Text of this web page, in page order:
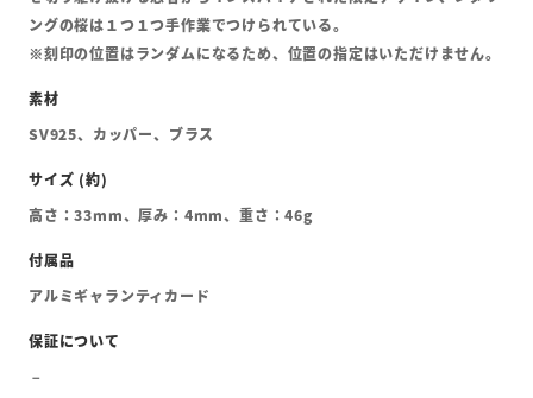
ングの桜は１つ１つ手作業でつけられている。
※刻印の位置はランダムになるため、位置の指定はいただけません。
SV925、カッパー、ブラス
高さ：33mm、厚み：4mm、重さ：46g
アルミギャランティカード